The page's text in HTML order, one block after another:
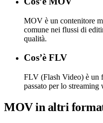
MOV è un contenitore
comune nei flussi di
qualità.
Cos’è FLV
FLV (Flash Video) è un
passato per lo streaming
MOV in altri